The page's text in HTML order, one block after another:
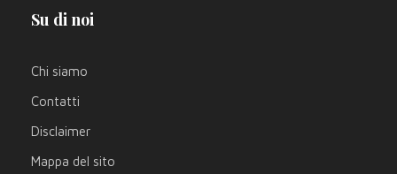
Su di noi
Chi siamo
Contatti
Disclaimer
Mappa del sito